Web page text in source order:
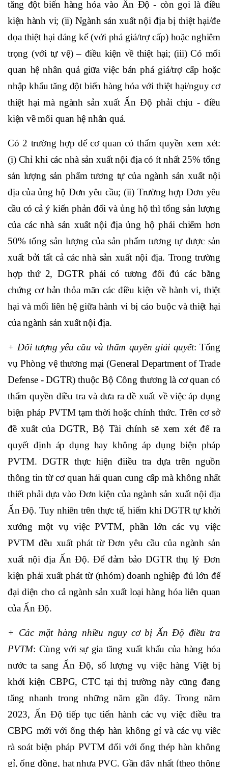
tăng đột biến hàng hóa vào Ấn Độ - còn gọi là điều
kiện hành vi; (ii) Ngành sản xuất nội địa bị thiệt hại/đe
dọa thiệt hại đáng kể (với phá giá/trợ cấp) hoặc nghiêm
trọng (với tự vệ) – điều kiện về thiệt hại; (iii) Có mối
quan hệ nhân quả giữa việc bán phá giá/trợ cấp hoặc
nhập khẩu tăng đột biến hàng hóa với thiệt hại/nguy cơ
thiệt hại mà ngành sản xuất Ấn Độ phải chịu - điều
kiện về mối quan hệ nhân quả.
Có 2 trường hợp để cơ quan có thẩm quyền xem xét:
(i) Chỉ khi các nhà sản xuất nội địa có ít nhất 25% tổng
sản lượng sản phẩm tương tự của ngành sản xuất nội
địa của ủng hộ Đơn yêu cầu; (ii) Trường hợp Đơn yêu
cầu có cả ý kiến phản đối và ủng hộ thì tổng sản lượng
của các nhà sản xuất nội địa ủng hộ phải chiếm hơn
50% tổng sản lượng của sản phẩm tương tự được sản
xuất bởi tất cả các nhà sản xuất nội địa. Trong trường
hợp thứ 2, DGTR phải có tương đối đủ các bằng
chứng cơ bản thỏa mãn các điều kiện về hành vi, thiệt
hại và mối liên hệ giữa hành vi bị cáo buộc và thiệt hại
của ngành sản xuất nội địa.
+ Đối tượng yêu cầu và thẩm quyền giải quyết: Tổng
vụ Phòng vệ thương mại (General Department of Trade
Defense - DGTR) thuộc Bộ Công thương là cơ quan có
thẩm quyền điều tra và đưa ra đề xuất về việc áp dụng
biện pháp PVTM tạm thời hoặc chính thức. Trên cơ sở
đề xuất của DGTR, Bộ Tài chính sẽ xem xét để ra
quyết định áp dụng hay không áp dụng biện pháp
PVTM. DGTR thực hiện điiều tra dựa trên nguồn
thông tin từ cơ quan hải quan cung cấp mà không nhất
thiết phải dựa vào Đơn kiện của ngành sản xuất nội địa
Ấn Độ. Tuy nhiên trên thực tế, hiếm khi DGTR tự khởi
xướng một vụ việc PVTM, phần lớn các vụ việc
PVTM đều xuất phát từ Đơn yêu cầu của ngành sản
xuất nội địa Ấn Độ. Để đảm bảo DGTR thụ lý Đơn
kiện phải xuất phát từ (nhóm) doanh nghiệp đủ lớn để
đại diện cho cả ngành sản xuất loại hàng hóa liên quan
của Ấn Độ.
+ Các mặt hàng nhiều nguy cơ bị Ấn Độ điều tra
PVTM: Cùng với sự gia tăng xuất khẩu của hàng hóa
nước ta sang Ấn Độ, số lượng vụ việc hàng Việt bị
khởi kiện CBPG, CTC tại thị trường này cũng đang
tăng nhanh trong những năm gần đây. Trong năm
2023, Ấn Độ tiếp tục tiến hành các vụ việc điều tra
CBPG mới với ống thép hàn không gỉ và các vụ viêc
rà soát biện pháp PVTM đối với ống thép hàn không
gỉ, ống đồng, hạt nhựa PVC. Gần đây nhất (theo thông